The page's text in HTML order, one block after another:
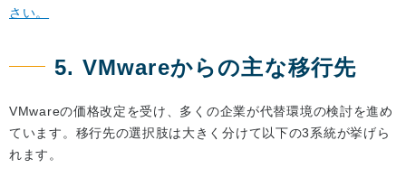
さい。
5. VMwareからの主な移行先
VMwareの価格改定を受け、多くの企業が代替環境の検討を進め
ています。移行先の選択肢は大きく分けて以下の3系統が挙げら
れます。